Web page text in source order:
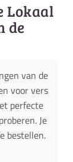
Lokaal
de
van de
voor vers
perfecte
Je
bestellen.